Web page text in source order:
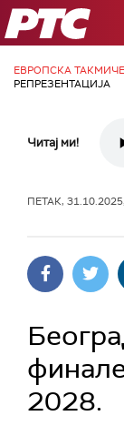
РТС
ЕВРОПСКА
РЕПРЕЗЕНТАЦИЈА
Читај ми!
ПЕТАК,
2028.